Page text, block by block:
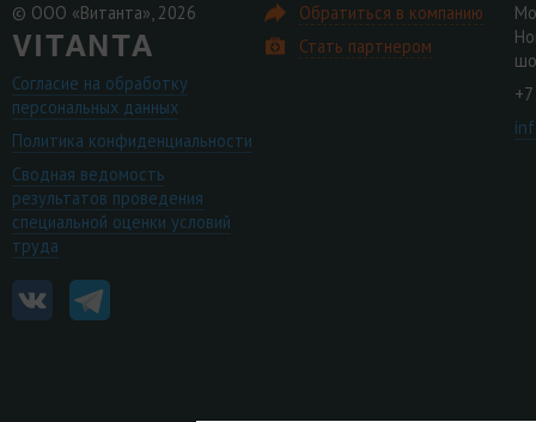
© ООО «Витанта», 2026
Согласие на обработку
персональных данных
Политика конфиденциальности
Сводная ведомость
результатов проведения
специальной оценки условий
труда
Обратиться в компанию
Стать партнером